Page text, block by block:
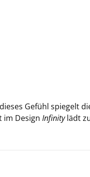
Ge­fühl spie­gelt
im De­sign In­fi­ni­ty lädt